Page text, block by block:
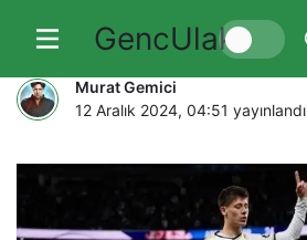
GencUlak
Celta Vigo
Murat Gemici
12 Aralık 2024, 04:51 yayınlandı